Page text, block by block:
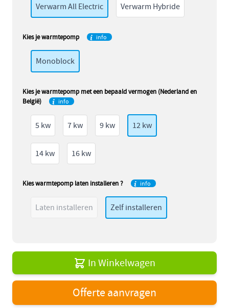
Verwarm All Electric Verwarm Hybride
Kies je warmtepomp info
Monoblock
Kies je warmtepomp met een bepaald vermogen (Nederland en
België)
info
5 kw 7 kw 9 kw 12 kw
14 kw 16 kw
Kies warmtepomp laten installeren ? info
Laten installeren Zelf installeren
In Winkelwagen
Offerte aanvragen